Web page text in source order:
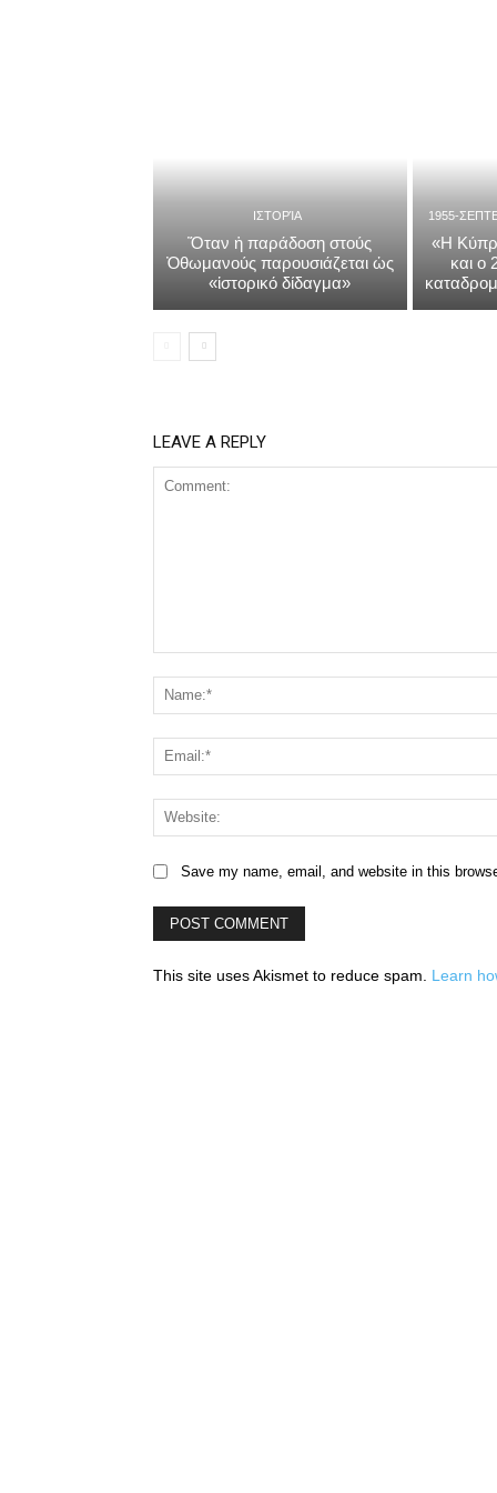
ΙΣΤΟΡΊΑ
Ὅταν ἡ παράδοση στούς
Ὀθωμανούς παρουσιάζεται ὡς
«ἱστορικό δίδαγμα»
1955-
«Η
και ο
LEAVE A REPLY
Save my name, email, and website in this
This site uses Akismet to reduce spam. Learn